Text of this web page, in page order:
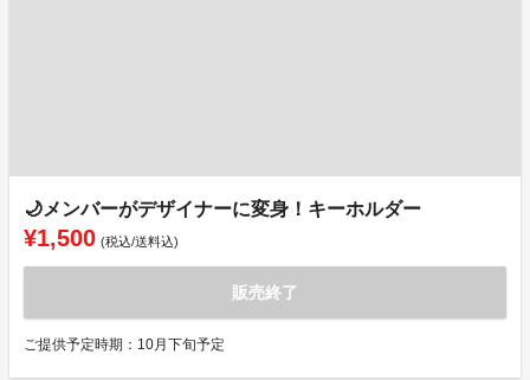
🌙メンバーがデザイナーに変身！キーホルダー
¥1,500 (税込/送料込)
販売終了
ご提供予定時期：10月下旬予定